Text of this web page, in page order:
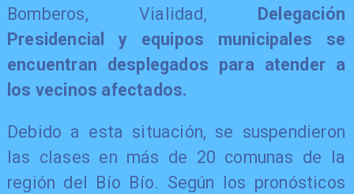
Bomberos, Vialidad, Delegación
Presidencial y equipos municipales se
encuentran desplegados para atender a
los vecinos afectados.
Debido a esta situación, se suspendieron
las clases en más de 20 comunas de la
región del Bío Bío. Según los pronósticos